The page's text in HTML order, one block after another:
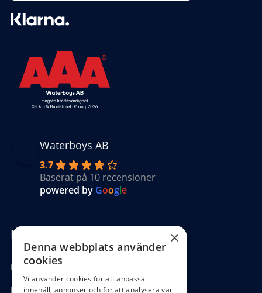
Waterboys AB
3.7
Baserat på 10 recensioner
powered by Google
Kundinformation
Köpvillkor
Hantering GDPR
×
Denna webbplats använder
cookies
Vi använder cookies för att anpassa
innehåll, annonser och för att analysera vår